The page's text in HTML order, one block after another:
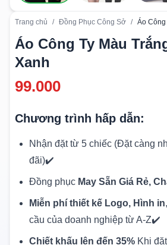
Trang chủ / Đồng Phục Công Sở / Áo
Áo Công Ty Màu
Xanh
99.000
Chương trình hấp dẫn:
Nhận đặt từ 5 chiếc (Đặt càng
đãi)✔️
Đồng phục May Sẵn Giá Rẻ,
Miễn phí thiết kế Logo, Hình in
cầu của doanh nghiệp từ A-Z✔️
Chiết khấu lên đến 35% Khi